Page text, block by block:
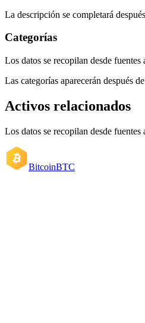
La descripción se completará
Categorías
Los datos se recopilan desde
Las categorías aparecerán después
Activos relacionados
Los datos se recopilan desde
BitcoinBTC